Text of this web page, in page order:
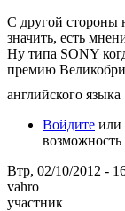
С другой стороны
значить, есть
Ну типа SONY
премию
английского языка
Войдите или
возможность
Втр, 02/10/2012 -
vahro
участник